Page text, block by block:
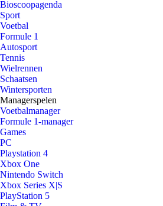
Bioscoopagenda
Sport
Voetbal
Formule 1
Autosport
Tennis
Wielrennen
Schaatsen
Wintersporten
Managerspelen
Voetbalmanager
Formule 1-manager
Games
PC
Playstation 4
Xbox One
Nintendo Switch
Xbox Series X|S
PlayStation 5